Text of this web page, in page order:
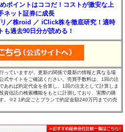
ポイントはココだ！コストが激安な上
ネット証券に成長
／株roid ／ iClick株を徹底研究！適時
過去90日分が読める！
っていますが、更新の関係で最新の情報と異なる場
式サイトをご確認ください。売買手数料は、1回の注
あれば約定代金を合算し、1回の注文として計算しま
資信託の検索機能をもとに計測しており、実際の購
。※2 1約定ごとプランで約定金額240万円までの売